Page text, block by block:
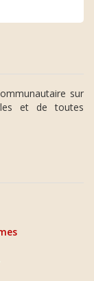
sur
et de toutes